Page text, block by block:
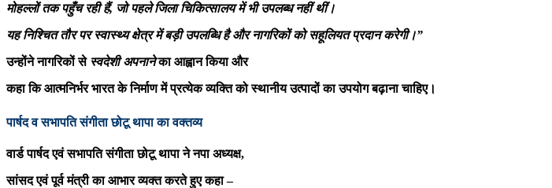
मोहल्लों तक पहुँच रही हैं, जो पहले जिला चिकित्सालय में भी उपलब्ध नहीं थीं।
यह निश्चित तौर पर स्वास्थ्य क्षेत्र में बड़ी उपलब्धि है और नागरिकों को सहूलियत प्रदान करेगी।”
उन्होंने नागरिकों से स्वदेशी अपनानेका आह्वान किया और
कहा कि आत्मनिर्भर भारत के निर्माण में प्रत्येक व्यक्ति को स्थानीय उत्पादों का उपयोग बढ़ाना चाहिए।
पार्षद व सभापति संगीता छोटू थापा का वक्तव्य
वार्ड पार्षद एवं सभापति संगीता छोटू थापा ने नपा अध्यक्ष,
सांसद एवं पूर्व मंत्री का आभार व्यक्त करते हुए कहा –